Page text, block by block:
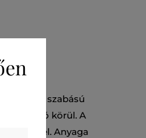
Egyenes szabású
a csukló körül. A
zsebbel. Anyaga